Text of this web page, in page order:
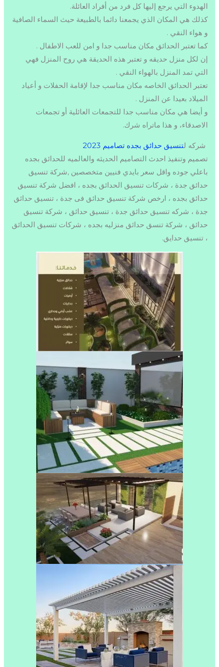
الهدوء التي يرجع إليها كل فرد من أفراد العائلة.
كذلك هي المكان الذي يجمعنا دائما بالطبيعة حيث السماء الصافية
و هواء النقي .
كما تعتبر الحدائق مكان مناسب جدا و امن للعب الاطفال .
إن لكل منزل حديقه و تعتبر هذه الحديقة هي روح المنزل فهي
التي تمد المنزل بالهواء النقي .
تعتبر الحدائق الخاصه مكان مناسب جدا لإقامة الحفلات و أعياد
الميلاد بعيدا عن المنزل .
و أيضا هي مكان مناسب جدا للتجمعات العائلية أو تجمعات
الاصدقاء، و هذا ماتراه شرك.
شركه لتنسيق حدائق بجده تصاميم 2023
تصميم وتنفيذ احدث التصاميم الحديثه والعالميه للحدائق بجده
باعلي جوده واقل سعر بايدي فنيين متخصصين ,شركة تنسيق
حدائق جدة ، شركات تنسيق الحدائق بجده ، افضل شركة تنسيق
حدائق بجده ، ارخص شركة تنسيق حدائق فى جدة ، تنسيق حدائق
جدة ، شركه تنسيق حدائق جدة ، تنسيق حدائق ، شركة تنسيق
حدائق ، شركة تنسق حدائق منزليه بجده ، شركات تنسيق الحدائق
، تنسيق حدايق.